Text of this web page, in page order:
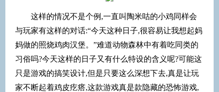
这样的情况不是个例,一直叫陶米咕的小鸡同样会
与玩家有这样的对话:“今天这种日子,很容易让我想起妈
妈做的照烧鸡肉汉堡。”难道动物森林中有着吃同类的
习俗吗?今天这样的日子又有什么特设的含义呢?可能这
只是游戏的搞笑设计,但是只要这么深想下去,真是让玩
家不断起着鸡皮疙瘩,这款游戏真是款隐藏的恐怖游戏,